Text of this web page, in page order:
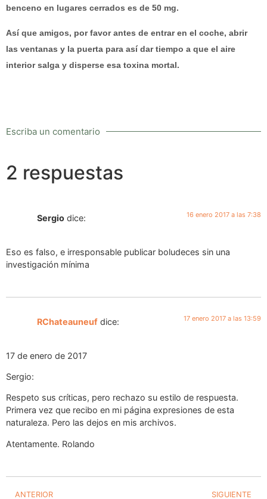
benceno en lugares cerrados es de 50 mg.
Así que amigos, por favor antes de entrar en el coche, abrir
las ventanas y la puerta para así dar tiempo a que el aire
interior salga y disperse esa toxina mortal.
Escriba un comentario
2 respuestas
Sergio dice: 16 enero 2017 a las 7:38
Eso es falso, e irresponsable publicar boludeces sin una
investigación mínima
RChateauneuf dice: 17 enero 2017 a las 13:59
17 de enero de 2017
Sergio:
Respeto sus críticas, pero rechazo su estilo de respuesta.
Primera vez que recibo en mi página expresiones de esta
naturaleza. Pero las dejos en mis archivos.
Atentamente. Rolando
ANTERIOR SIGUIENTE